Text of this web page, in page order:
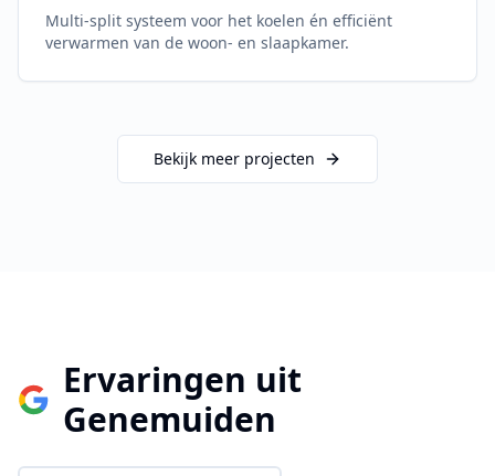
Multi-split systeem voor het koelen én efficiënt
verwarmen van de woon- en slaapkamer.
Bekijk meer projecten
Ervaringen uit
Genemuiden